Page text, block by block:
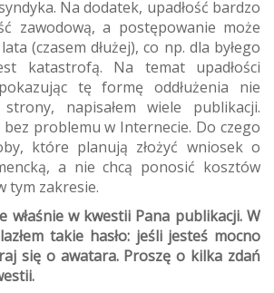
Na dodatek, upadłość bardzo
zawodową, a postępowanie może
(czasem dłużej), co np. dla byłego
katastrofą. Na temat upadłości
tę formę oddłużenia nie
napisałem wiele publikacji.
problemu w Internecie. Do czego
które planują złożyć wniosek o
a nie chcą ponosić kosztów
tym zakresie.
właśnie w kwestii Pana publikacji. W
takie hasło: jeśli jesteś mocno
się o awatara. Proszę o kilka zdań